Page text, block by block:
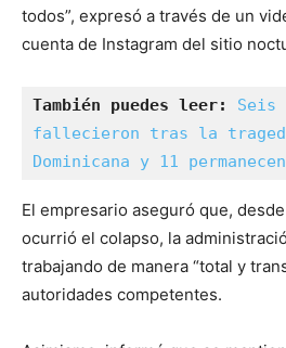
todos”, expresó a través de un
cuenta de Instagram del sitio
También puedes leer:
Seis
fallecieron tras la
Dominicana y 11
El empresario aseguró que,
ocurrió el colapso, la
trabajando de manera “total y
autoridades competentes.